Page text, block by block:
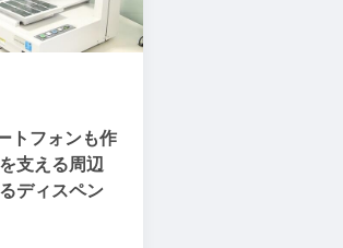
トフォンも作
支える周辺
ディスペン